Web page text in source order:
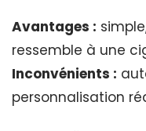
Avantages :
ressemble à une
Inconvénients :
personnalisation